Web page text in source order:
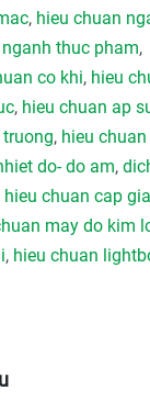
, hieu chuan
thuc pham,
co khi, hieu
, hieu chuan ap
, hieu
do- do am,
chuan cap
may do kim
, hieu chuan